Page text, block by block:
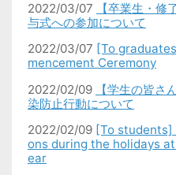
2022/03/07
【卒業生・
与式への参加について
2022/03/07 [To
mencement Ceremony
2022/02/09
【学生の皆さ
染防止行動について
2022/02/09 [To students]
ons during the holidays
ear